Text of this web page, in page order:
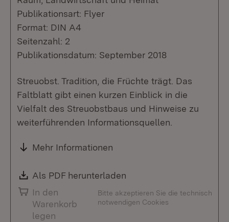
Publikationsart: Flyer
Format: DIN A4
Seitenzahl: 2
Publikationsdatum: September 2018
Streuobst. Tradition, die Früchte trägt. Das
Faltblatt gibt einen kurzen Einblick in die
Vielfalt des Streuobstbaus und Hinweise zu
weiterführenden Informationsquellen.
Mehr Informationen
Download:
Als PDF herunterladen
In den
Warenkorb
legen
Bitte akzeptieren Sie die technisch
notwendigen Cookies